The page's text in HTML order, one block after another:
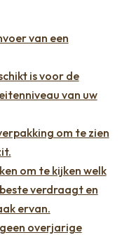
van een
is voor de
van uw
om te zien
om te kijken welk
verdraagt en
ervan.
overjarige